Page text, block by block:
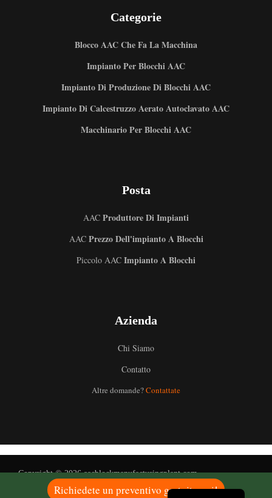
Categorie
Blocco AAC Che Fa La Macchina
Impianto Per Blocchi AAC
Impianto Di Produzione Di Blocchi AAC
Impianto Di Calcestruzzo Aerato Autoclavato AAC
Macchinario Per Blocchi AAC
Posta
AAC Produttore Di Impianti
AACPrezzo Dell'impianto A Blocchi
Piccolo AAC Impianto A Blocchi
Azienda
Chi Siamo
Contatto
Altre domande?Contattate
Copyright © 2026 aacblockmanufacturingplant.com
Richiedete un preventivo gratuito qui!
English
French